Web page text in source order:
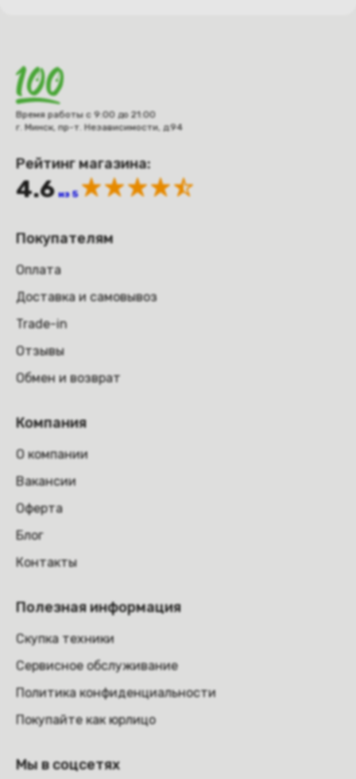
Время работы с 9:00 до 21:00
г. Минск, пр-т. Независимости, д.94
Рейтинг магазина:
4.6 из 5
Покупателям
Оплата
Доставка и самовывоз
Trade-in
Отзывы
Обмен и возврат
Компания
О компании
Вакансии
Оферта
Блог
Контакты
Полезная информация
Скупка техники
Сервисное обслуживание
Политика конфиденциальности
Покупайте как юрлицо
Мы в соцсетях